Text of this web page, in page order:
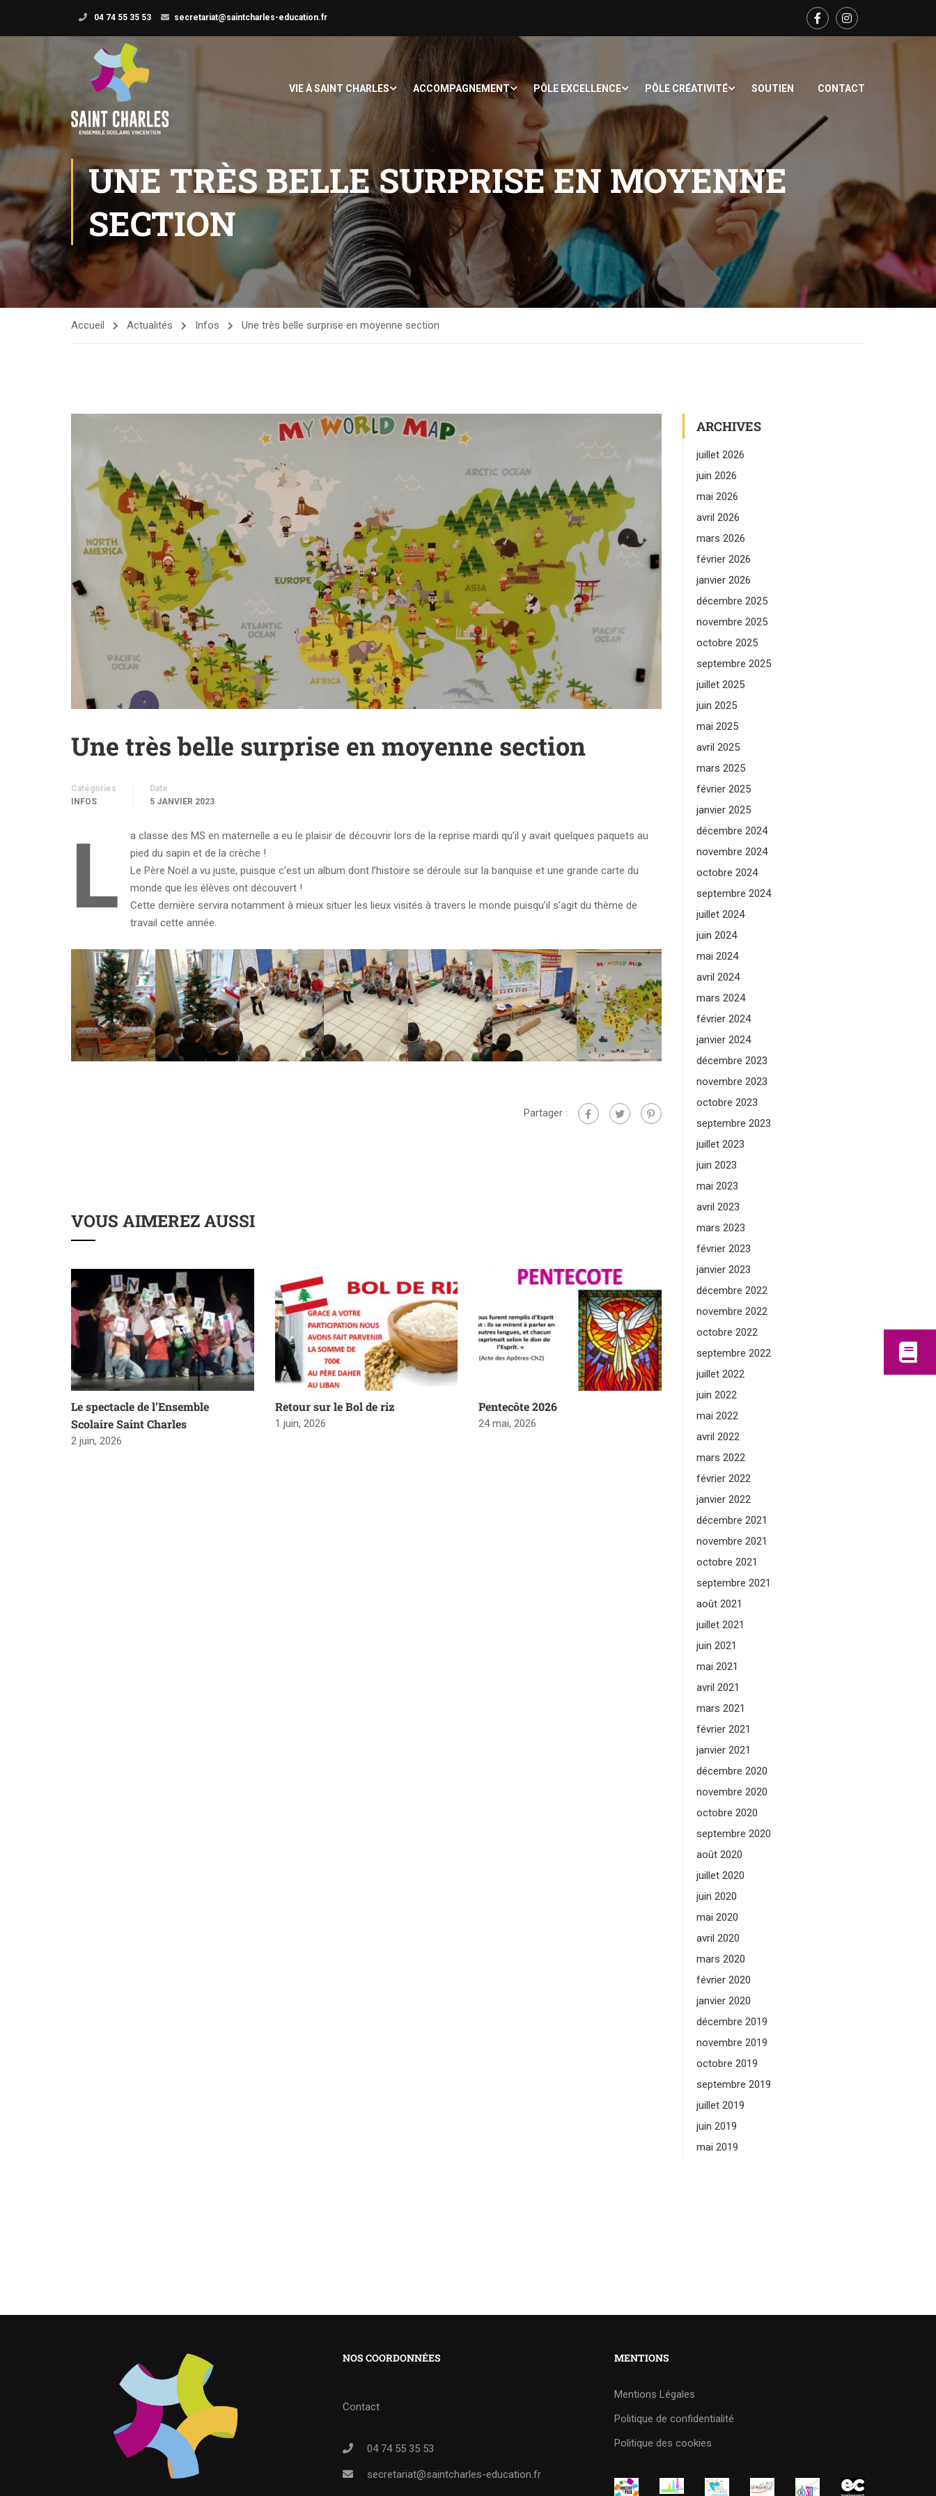
04 74 55 35 53 secretariat@saintcharles-education.fr
VIE À SAINT CHARLES ACCOMPAGNEMENT PÔLE EXCELLENCE PÔLE CRÉATIVITÉ SOUTIEN CONTACT
UNE TRÈS BELLE SURPRISE EN MOYENNE
SECTION
Accueil Actualités Infos Une très belle surprise en moyenne section
Une très belle surprise en moyenne section
Catégories
INFOS
Date
5 JANVIER 2023
L
a classe des MS en maternelle a eu le plaisir de découvrir lors de la reprise mardi qu’il y avait quelques paquets au
pied du sapin et de la crèche !
Le Père Noël a vu juste, puisque c’est un album dont l’histoire se déroule sur la banquise et une grande carte du
monde que les élèves ont découvert !
Cette dernière servira notamment à mieux situer les lieux visités à travers le monde puisqu’il s’agit du thème de
travail cette année.
Partager :
VOUS AIMEREZ AUSSI
Le spectacle de l’Ensemble
Scolaire Saint Charles
2 juin, 2026
Retour sur le Bol de riz
1 juin, 2026
Pentecôte 2026
24 mai, 2026
ARCHIVES
juillet 2026
juin 2026
mai 2026
avril 2026
mars 2026
février 2026
janvier 2026
décembre 2025
novembre 2025
octobre 2025
septembre 2025
juillet 2025
juin 2025
mai 2025
avril 2025
mars 2025
février 2025
janvier 2025
décembre 2024
novembre 2024
octobre 2024
septembre 2024
juillet 2024
juin 2024
mai 2024
avril 2024
mars 2024
février 2024
janvier 2024
décembre 2023
novembre 2023
octobre 2023
septembre 2023
juillet 2023
juin 2023
mai 2023
avril 2023
mars 2023
février 2023
janvier 2023
décembre 2022
novembre 2022
octobre 2022
septembre 2022
juillet 2022
juin 2022
mai 2022
avril 2022
mars 2022
février 2022
janvier 2022
décembre 2021
novembre 2021
octobre 2021
septembre 2021
août 2021
juillet 2021
juin 2021
mai 2021
avril 2021
mars 2021
février 2021
janvier 2021
décembre 2020
novembre 2020
octobre 2020
septembre 2020
août 2020
juillet 2020
juin 2020
mai 2020
avril 2020
mars 2020
février 2020
janvier 2020
décembre 2019
novembre 2019
octobre 2019
septembre 2019
juillet 2019
juin 2019
mai 2019
NOS COORDONNÉES
Contact
04 74 55 35 53
secretariat@saintcharles-education.fr
MENTIONS
Mentions Légales
Politique de confidentialité
Politique des cookies